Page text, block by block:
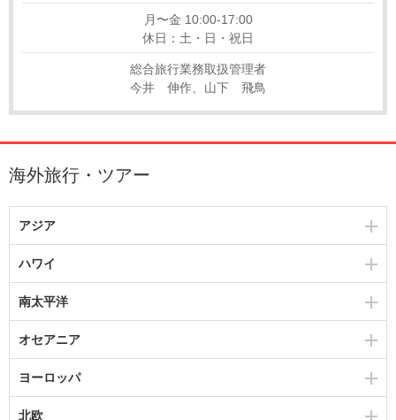
月〜金 10:00-17:00
休日：土・日・祝日
総合旅行業務取扱管理者
今井 伸作、山下 飛鳥
海外旅行・ツアー
アジア
ハワイ
南太平洋
オセアニア
ヨーロッパ
北欧